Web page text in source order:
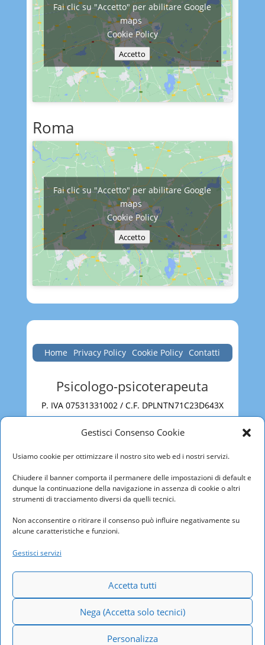
Gestisci Consenso Cookie
Usiamo cookie per ottimizzare il nostro sito web ed i nostri servizi.
Chiudere il banner comporta il permanere delle impostazioni di default e
dunque la continuazione della navigazione in assenza di cookie o altri
strumenti di tracciamento diversi da quelli tecnici.
Non acconsentire o ritirare il consenso può influire negativamente su
alcune caratteristiche e funzioni.
Gestisci servizi
Accetta tutti
Nega (Accetta solo tecnici)
Personalizza
Fai clic su "Accetto" per abilitare Google
maps
Cookie Policy
Accetto
Roma
Fai clic su "Accetto" per abilitare Google
maps
Cookie Policy
Accetto
Home Privacy Policy Cookie Policy Contatti
Psicologo-psicoterapeuta
P. IVA 07531331002 / C.F. DPLNTN71C23D643X
Roma
Roma
mailantoniodipalma@psicoterapy.it
Ciampino
Cell3470716419
E-
antoniodipalma@psicoterapy.it
ntoniodipalma@psypec.it